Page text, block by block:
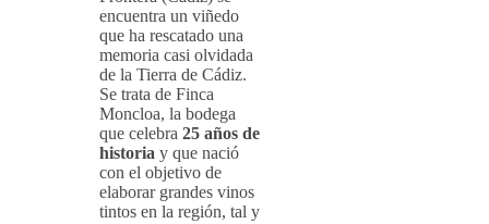
encuentra un viñedo
que ha rescatado una
memoria casi olvidada
de la Tierra de Cádiz.
Se trata de Finca
Moncloa, la bodega
que celebra 25 años de
historia y que nació
con el objetivo de
elaborar grandes vinos
tintos en la región, tal y